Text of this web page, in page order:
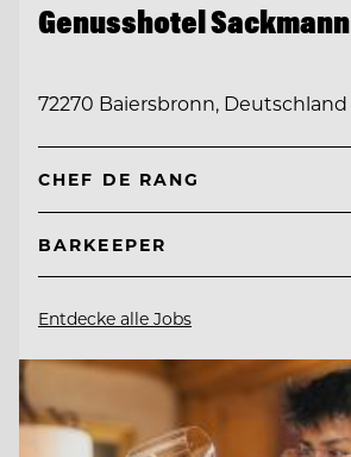
Genusshotel Sackmann
72270 Baiersbronn, Deutschland
CHEF DE RANG
BARKEEPER
Entdecke alle Jobs